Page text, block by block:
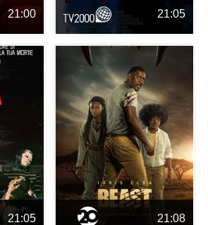
21:00 21:05
21:05 21:08